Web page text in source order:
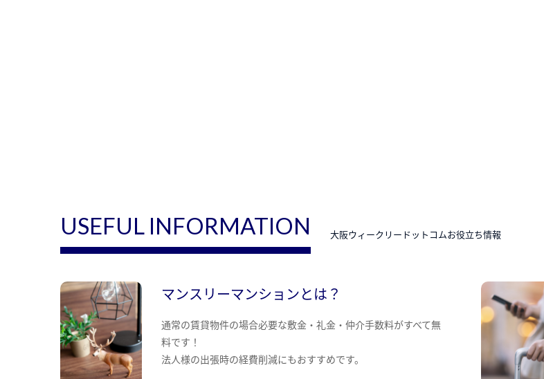
USEFUL INFORMATION 大阪ウィークリードットコムお役立ち情報
マンスリーマンションとは？
通常の賃貸物件の場合必要な敷金・礼金・仲介手数料がすべて無
料です！
法人様の出張時の経費削減にもおすすめです。